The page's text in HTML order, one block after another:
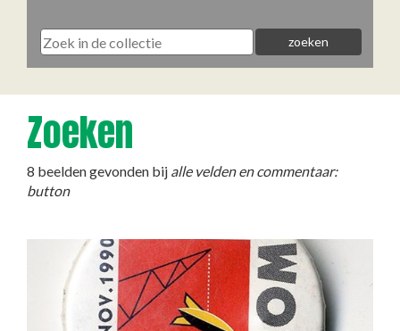
Zoeken
8 beelden gevonden bij alle velden en commentaar:
button